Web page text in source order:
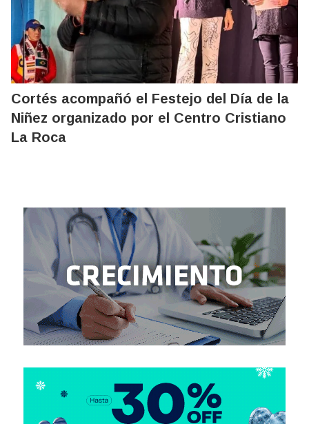
Cortés acompañó el Festejo del Día de la
Niñez organizado por el Centro Cristiano
La Roca